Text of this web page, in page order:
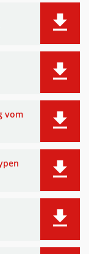
vom